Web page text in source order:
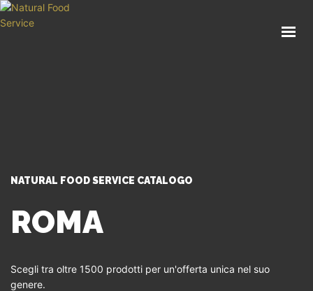
NATURAL FOOD SERVICE CATALOGO
ROMA
Scegli tra oltre 1500 prodotti per un'offerta unica nel suo
genere.